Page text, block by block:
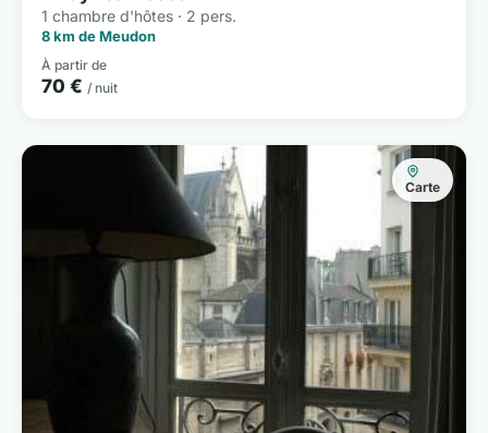
1 chambre d'hôtes · 2 pers.
8 km de Meudon
À partir de
70 € / nuit
Carte